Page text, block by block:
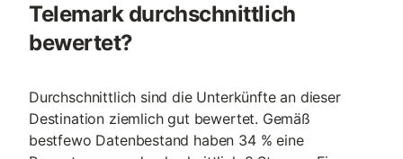
Telemark durchschnittlich
bewertet?
Durchschnittlich sind die Unterkünfte an dieser
Destination ziemlich gut bewertet. Gemäß
bestfewo Datenbestand haben 34 % eine